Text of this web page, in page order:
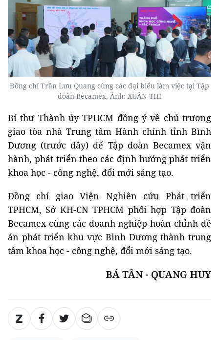
Đồng chí Trần Lưu Quang cùng các đại biểu làm việc tại Tập
đoàn Becamex. Ảnh: XUÂN THI
Bí thư Thành ủy TPHCM đồng ý về chủ trương
giao tòa nhà Trung tâm Hành chính tỉnh Bình
Dương (trước đây) để Tập đoàn Becamex vận
hành, phát triển theo các định hướng phát triển
khoa học - công nghệ, đổi mới sáng tạo.
Đồng chí giao Viện Nghiên cứu Phát triển
TPHCM, Sở KH-CN TPHCM phối hợp Tập đoàn
Becamex cùng các doanh nghiệp hoàn chỉnh đề
án phát triển khu vực Bình Dương thành trung
tâm khoa học - công nghệ, đổi mới sáng tạo.
BÁ TÂN - QUANG HUY